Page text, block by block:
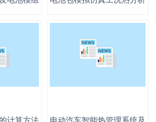
计算方法、热管理控制器、热管理系统
电动汽车智能热管理系统及控